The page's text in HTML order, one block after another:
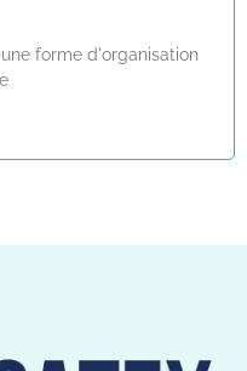
forme d'organisation